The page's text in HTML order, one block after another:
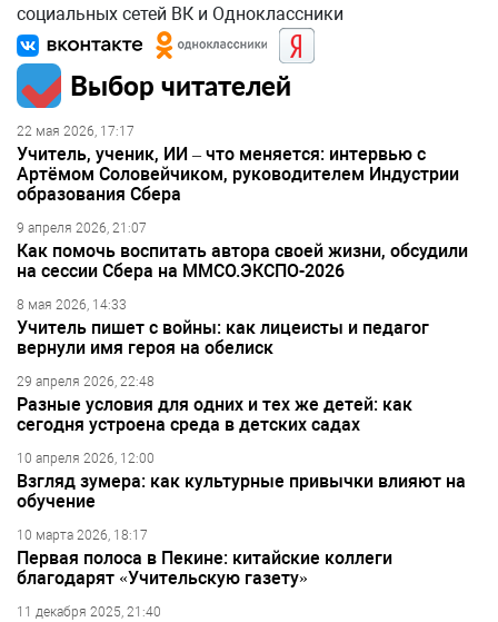
социальных сетей ВК и Одноклассники
Выбор читателей
22 мая 2026, 17:17
Учитель, ученик, ИИ – что меняется: интервью с
Артёмом Соловейчиком, руководителем Индустрии
образования Сбера
9 апреля 2026, 21:07
Как помочь воспитать автора своей жизни, обсудили
на сессии Сбера на ММСО.ЭКСПО-2026
8 мая 2026, 14:33
Учитель пишет с войны: как лицеисты и педагог
вернули имя героя на обелиск
29 апреля 2026, 22:48
Разные условия для одних и тех же детей: как
сегодня устроена среда в детских садах
10 апреля 2026, 12:00
Взгляд зумера: как культурные привычки влияют на
обучение
10 марта 2026, 18:17
Первая полоса в Пекине: китайские коллеги
благодарят «Учительскую газету»
11 декабря 2025, 21:40